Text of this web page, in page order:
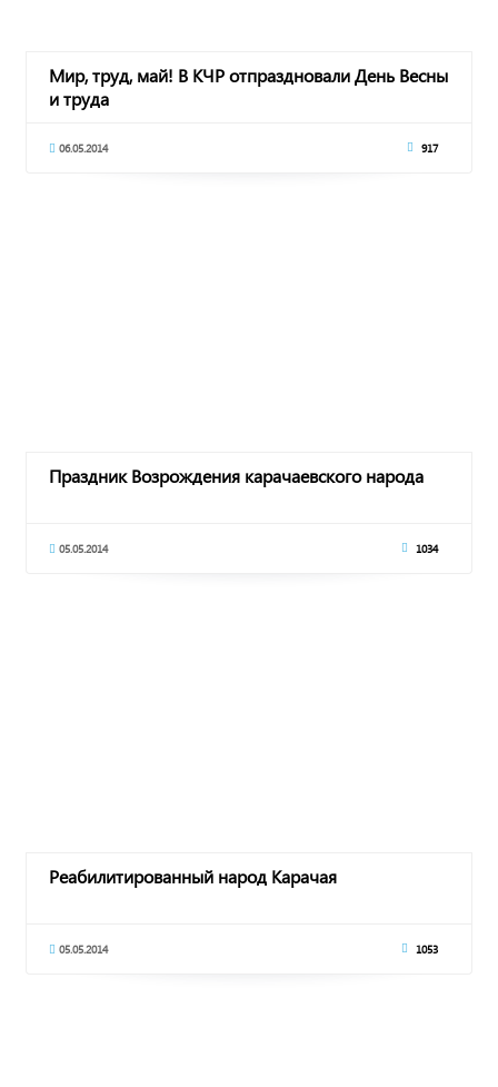
Мир, труд, май! В КЧР отпраздновали День Весны
и труда
06.05.2014 917
Праздник Возрождения карачаевского народа
05.05.2014 1034
Реабилитированный народ Карачая
05.05.2014 1053